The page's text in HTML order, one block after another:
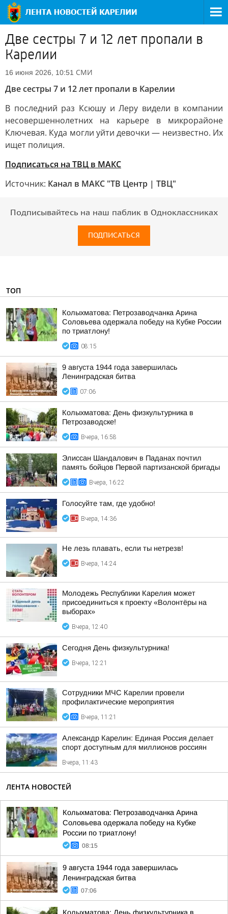
Две сестры 7 и 12 лет пропали в
Карелии
16 июня 2026, 10:51 СМИ
Две сестры 7 и 12 лет пропали в Карелии
В последний раз Ксюшу и Леру видели в компании
несовершеннолетних на карьере в микрорайоне
Ключевая. Куда могли уйти девочки — неизвестно. Их
ищет полиция.
Подписаться на ТВЦ в МАКС
Источник: Канал в МАКС "ТВ Центр | ТВЦ"
Подписывайтесь на наш паблик в Одноклассниках
ПОДПИСАТЬСЯ
ТОП
Колыхматова: Петрозаводчанка Арина
Соловьева одержала победу на Кубке России
по триатлону!
08:15
9 августа 1944 года завершилась
Ленинградская битва
07:06
Колыхматова: День физкультурника в
Петрозаводске!
Вчера, 16:58
Элиссан Шандалович в Паданах почтил
память бойцов Первой партизанской бригады
Вчера, 16:22
Голосуйте там, где удобно!
Вчера, 14:36
Не лезь плавать, если ты нетрезв!
Вчера, 14:24
Молодежь Республики Карелия может
присоединиться к проекту «Волонтёры на
выборах»
Вчера, 12:40
Сегодня День физкультурника!
Вчера, 12:21
Сотрудники МЧС Карелии провели
профилактические мероприятия
Вчера, 11:21
Александр Карелин: Единая Россия делает
спорт доступным для миллионов россиян
Вчера, 11:43
ЛЕНТА НОВОСТЕЙ
Колыхматова: Петрозаводчанка Арина
Соловьева одержала победу на Кубке
России по триатлону!
08:15
9 августа 1944 года завершилась
Ленинградская битва
07:06